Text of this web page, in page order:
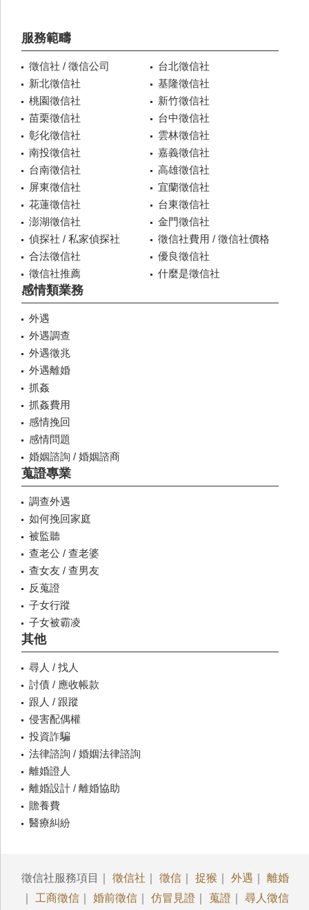
服務範疇
徵信社 / 徵信公司
台北徵信社
新北徵信社
基隆徵信社
桃園徵信社
新竹徵信社
苗栗徵信社
台中徵信社
彰化徵信社
雲林徵信社
南投徵信社
嘉義徵信社
台南徵信社
高雄徵信社
屏東徵信社
宜蘭徵信社
花蓮徵信社
台東徵信社
澎湖徵信社
金門徵信社
偵探社 / 私家偵探社
徵信社費用 / 徵信社價格
合法徵信社
優良徵信社
徵信社推薦
什麼是徵信社
感情類業務
外遇
外遇調查
外遇徵兆
外遇離婚
抓姦
抓姦費用
感情挽回
感情問題
婚姻諮詢 / 婚姻諮商
蒐證專業
調查外遇
如何挽回家庭
被監聽
查老公 / 查老婆
查女友 / 查男友
反蒐證
子女行蹤
子女被霸凌
其他
尋人 / 找人
討債 / 應收帳款
跟人 / 跟蹤
侵害配偶權
投資詐騙
法律諮詢 / 婚姻法律諮詢
離婚證人
離婚設計 / 離婚協助
贍養費
醫療糾紛
徵信社服務項目｜ 徵信社 徵信 捉猴 外遇
離婚
工商徵信 婚前徵信 仿冒見證 蒐證 尋人徵信